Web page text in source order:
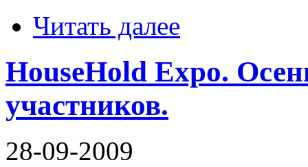
Читать далее
HouseHold Expo.
участников.
28-09-2009